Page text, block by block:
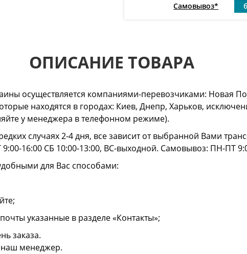
Самовывоз*
ОПИСАНИЕ ТОВАРА
осуществляется компаниями-перевозчиками: Новая
находятся в городах: Киев, Днепр, Харьков,
у менеджера в телефонном режиме).
случаях 2-4 дня, все зависит от выбранной Вами
16:00 СБ 10:00-13:00, ВС-выходной. Самовывоз: ПН-ПТ
для Вас способами:
указанные в разделе «Контакты»;
заказа.
наш менеджер.